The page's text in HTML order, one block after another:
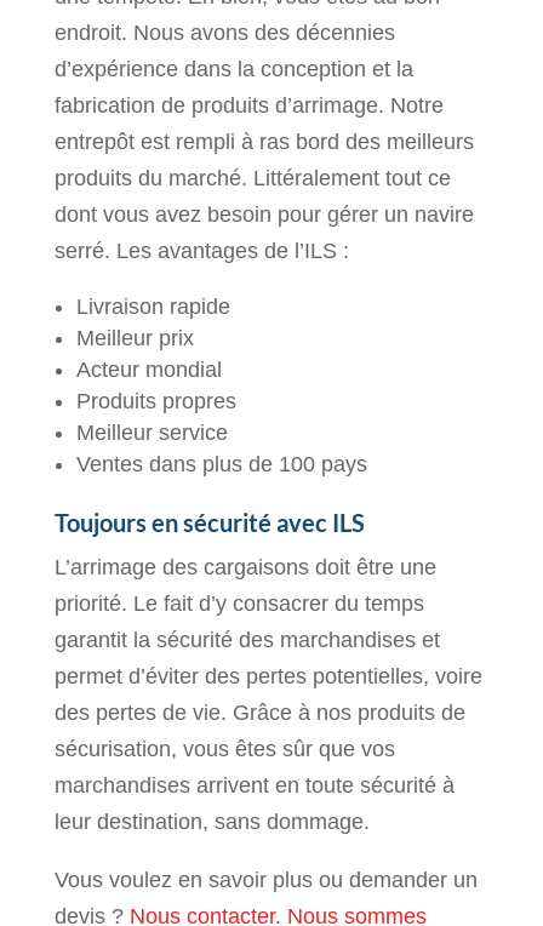
endroit. Nous avons des décennies
d’expérience dans la conception et la
fabrication de produits d’arrimage. Notre
entrepôt est rempli à ras bord des meilleurs
produits du marché. Littéralement tout ce
dont vous avez besoin pour gérer un navire
serré. Les avantages de l’ILS :
Livraison rapide
Meilleur prix
Acteur mondial
Produits propres
Meilleur service
Ventes dans plus de 100 pays
Toujours en sécurité avec ILS
L’arrimage des cargaisons doit être une
priorité. Le fait d’y consacrer du temps
garantit la sécurité des marchandises et
permet d’éviter des pertes potentielles, voire
des pertes de vie. Grâce à nos produits de
sécurisation, vous êtes sûr que vos
marchandises arrivent en toute sécurité à
leur destination, sans dommage.
Vous voulez en savoir plus ou demander un
devis ? Nous contacter. Nous sommes